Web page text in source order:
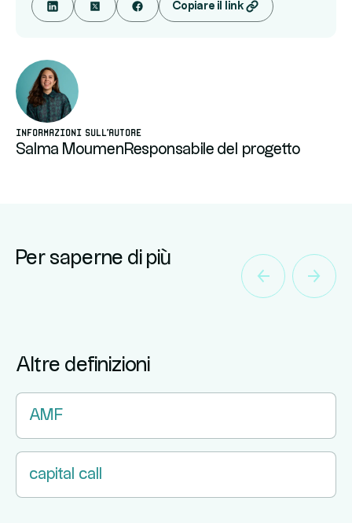
Copiare il link
Informazioni sull'autore
Salma MoumenResponsabile del progetto
Per saperne di più
Altre definizioni
AMF
capital call